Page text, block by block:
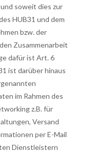
soweit dies zur
HUB31 und dem
bzw. der
Zusammenarbeit
dafür ist Art. 6
ist darüber hinaus
im Rahmen des
z.B. für
Versand
per E-Mail
Dienstleistern